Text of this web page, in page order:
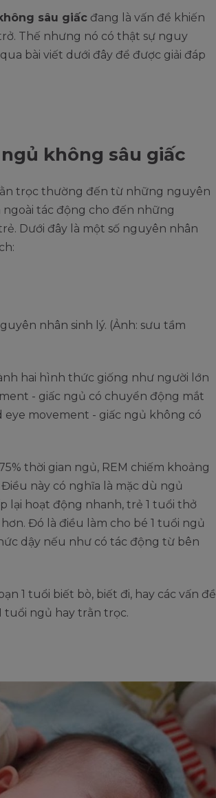
sâu giấc đang là vấn đề khiến
Thế nhưng nó có thật sự nguy
bài viết dưới đây để được giải đáp
không sâu giấc
trọc thường đến từ những nguyên
tác động cho đến những
Dưới đây là một số nguyên nhân
hai hình thức giống như người lớn
- giấc ngủ có chuyển động mắt
eye movement - giấc ngủ không có
thời gian ngủ, REM chiếm khoảng
này có nghĩa là mặc dù ngủ
lại hoạt động nhanh, trẻ 1 tuổi thở
Đó là điều làm cho bé 1 tuổi ngủ
dậy nếu như có tác động từ bên
1 tuổi biết bò, biết đi, hay các vấn đề
tuổi ngủ hay trằn trọc.